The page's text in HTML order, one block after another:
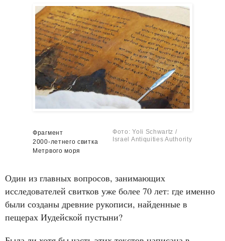
Фрагмент
2000‑летнего свитка
Метрвого моря
Фото: Yoli Schwartz /
Israel Antiquities Authority
Один из главных вопросов, занимающих
исследователей свитков уже более 70 лет: где именно
были созданы древние рукописи, найденные в
пещерах Иудейской пустыни?